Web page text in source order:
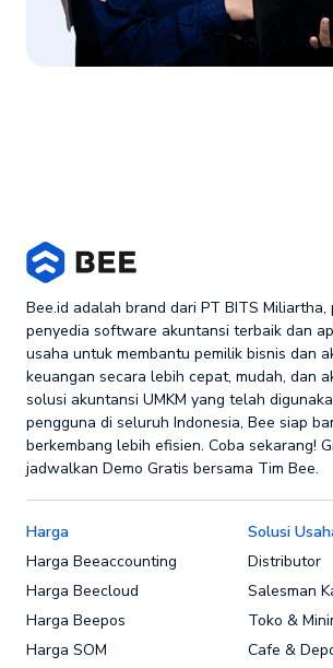
Bee.id adalah brand dari PT BITS Miliartha,
penyedia software akuntansi terbaik dan
usaha untuk membantu pemilik bisnis dan
keuangan secara lebih cepat, mudah, dan
solusi akuntansi UMKM yang telah
pengguna di seluruh Indonesia, Bee siap
berkembang lebih efisien. Coba sekarang!
jadwalkan Demo Gratis bersama Tim Bee.
Harga
Harga Beeaccounting
Harga Beecloud
Harga Beepos
Harga SOM
Solusi
Distributor
Salesman
Toko &
Cafe &